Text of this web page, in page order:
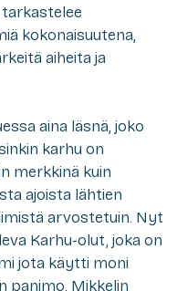
kokonaisuutena,
aiheita ja
aina läsnä, joko
karhu on
merkkinä kuin
ajoista lähtien
arvostetuin. Nyt
Karhu-olut, joka on
jota käytti moni
panimo, Mikkelin